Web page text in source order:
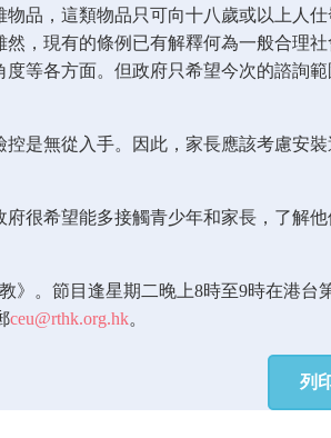
品，這類物品只可向十八歲或以上人
，現有的條例已有解釋何為一般合理
等各方面。但政府只希望今次的諮詢
是無從入手。因此，家長應該考慮安
很希望能多接觸青少年和家長，了解
。節目逢星期二晚上8時至9時在港台
ceu@rthk.org.hk。
列